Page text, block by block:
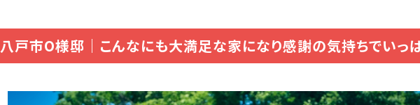
八戸市O様邸｜こんなにも大満足な家になり感謝の気持ちでいっ